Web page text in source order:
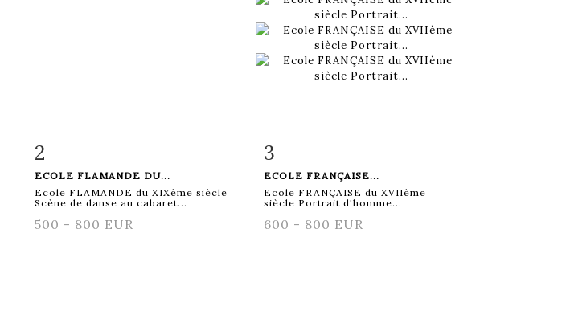
Fiche détaillée
2
ECOLE FLAMANDE DU...
Ecole FLAMANDE du XIXème siècle
Scène de danse au cabaret...
500 - 800 EUR
Fiche détaillée
3
ECOLE FRANÇAISE...
Ecole FRANÇAISE du XVIIème
siècle Portrait d'homme...
600 - 800 EUR